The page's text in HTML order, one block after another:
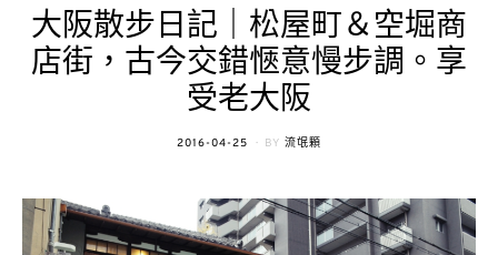
大阪散步日記｜松屋町＆空堀商
店街，古今交錯愜意慢步調。享
受老大阪
POSTED
2016-04-25 BY 流氓顆